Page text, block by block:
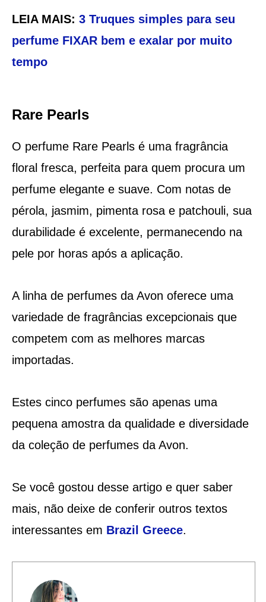
LEIA MAIS: 3 Truques simples para seu
perfume FIXAR bem e exalar por muito
tempo
Rare Pearls
O perfume Rare Pearls é uma fragrância
floral fresca, perfeita para quem procura um
perfume elegante e suave. Com notas de
pérola, jasmim, pimenta rosa e patchouli, sua
durabilidade é excelente, permanecendo na
pele por horas após a aplicação.
A linha de perfumes da Avon oferece uma
variedade de fragrâncias excepcionais que
competem com as melhores marcas
importadas.
Estes cinco perfumes são apenas uma
pequena amostra da qualidade e diversidade
da coleção de perfumes da Avon.
Se você gostou desse artigo e quer saber
mais, não deixe de conferir outros textos
interessantes em Brazil Greece.